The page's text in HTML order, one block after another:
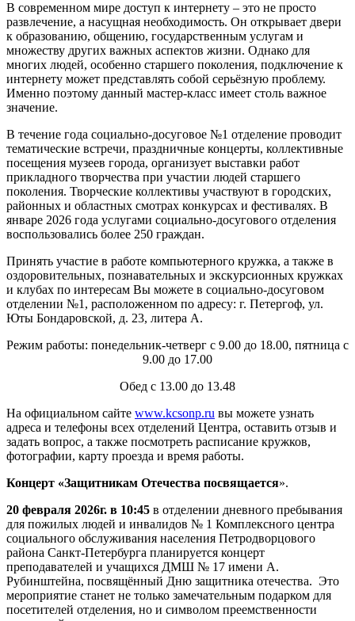
В современном мире доступ к интернету – это не просто
развлечение, а насущная необходимость. Он открывает двери
к образованию, общению, государственным услугам и
множеству других важных аспектов жизни. Однако для
многих людей, особенно старшего поколения, подключение к
интернету может представлять собой серьёзную проблему.
Именно поэтому данный мастер-класс имеет столь важное
значение.
В течение года социально-досуговое №1 отделение проводит
тематические встречи, праздничные концерты, коллективные
посещения музеев города, организует выставки работ
прикладного творчества при участии людей старшего
поколения. Творческие коллективы участвуют в городских,
районных и областных смотрах конкурсах и фестивалях. В
январе 2026 года услугами социально-досугового отделения
воспользовались более 250 граждан.
Принять участие в работе компьютерного кружка, а также в
оздоровительных, познавательных и экскурсионных кружках
и клубах по интересам Вы можете в социально-досуговом
отделении №1, расположенном по адресу: г. Петергоф, ул.
Юты Бондаровской, д. 23, литера А.
Режим работы: понедельник-четверг с 9.00 до 18.00, пятница с
9.00 до 17.00
Обед с 13.00 до 13.48
На официальном сайте www.kcsonp.ru вы можете узнать
адреса и телефоны всех отделений Центра, оставить отзыв и
задать вопрос, а также посмотреть расписание кружков,
фотографии, карту проезда и время работы.
Концерт «Защитникам Отечества посвящается».
20 февраля 2026г. в 10:45 в отделении дневного пребывания
для пожилых людей и инвалидов № 1 Комплексного центра
социального обслуживания населения Петродворцового
района Санкт-Петербурга планируется концерт
преподавателей и учащихся ДМШ № 17 имени А.
Рубинштейна, посвящённый Дню защитника отечества. Это
мероприятие станет не только замечательным подарком для
посетителей отделения, но и символом преемственности